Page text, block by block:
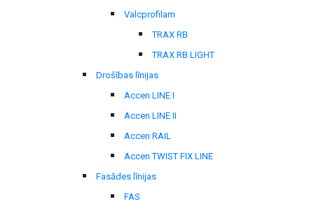
Valcprofilam
TRAX RB
TRAX RB LIGHT
Drošības līnijas
Accen LINE I
Accen LINE II
Accen RAIL
Accen TWIST FIX LINE
Fasādes līnijas
FAS